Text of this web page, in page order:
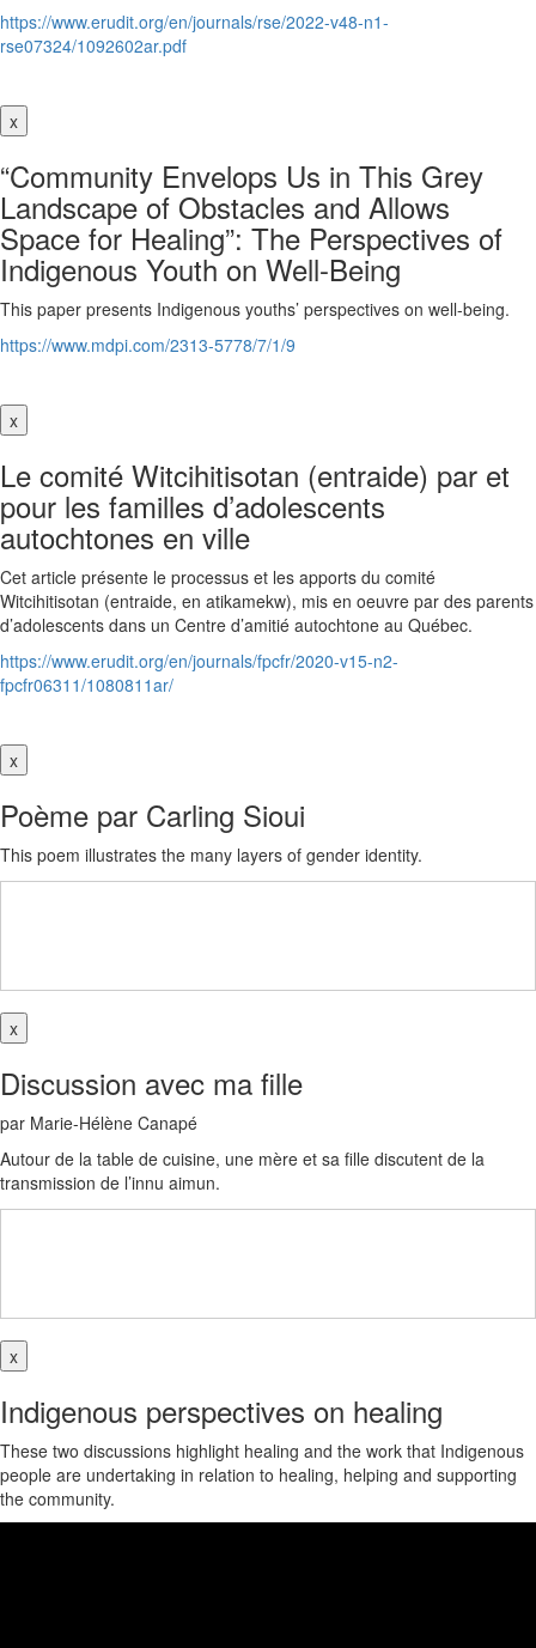
https://www.erudit.org/en/journals/rse/2022-v48-n1-
rse07324/1092602ar.pdf
x
“Community Envelops Us in This Grey
Landscape of Obstacles and Allows
Space for Healing”: The Perspectives of
Indigenous Youth on Well-Being
This paper presents Indigenous youths’ perspectives on well-being.
https://www.mdpi.com/2313-5778/7/1/9
x
Le comité Witcihitisotan (entraide) par et
pour les familles d’adolescents
autochtones en ville
Cet article présente le processus et les apports du comité
Witcihitisotan (entraide, en atikamekw), mis en oeuvre par des parents
d’adolescents dans un Centre d’amitié autochtone au Québec.
https://www.erudit.org/en/journals/fpcfr/2020-v15-n2-
fpcfr06311/1080811ar/
x
Poème par Carling Sioui
This poem illustrates the many layers of gender identity.
x
Discussion avec ma fille
par Marie-Hélène Canapé
Autour de la table de cuisine, une mère et sa fille discutent de la
transmission de l’innu aimun.
x
Indigenous perspectives on healing
These two discussions highlight healing and the work that Indigenous
people are undertaking in relation to healing, helping and supporting
the community.